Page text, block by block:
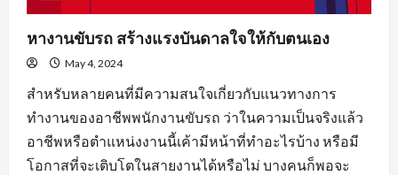
หางานขับรถ สร้างแรงบันดาลใจให้กับตนเอง
May 4, 2024
สำหรับหลายคนที่มีความสนใจเกี่ยวกับแนวทางการ
ทำงานของอาชีพพนักงานขับรถ ว่าในความเป็นจริงแล้ว
อาชีพหรือตำแหน่งงานนี้เค้ามีหน้าที่ทำอะไรบ้าง หรือมี
โอกาสที่จะเติบโตในสายงานได้หรือไม่ บางคนก็พอจะ